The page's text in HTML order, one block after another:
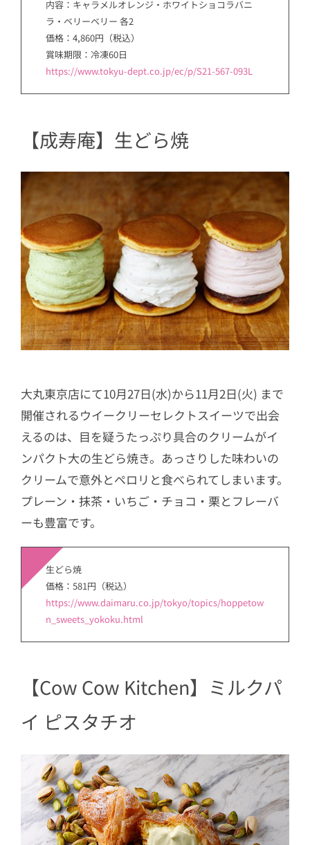
内容：キャラメルオレンジ・ホワイトショコラバニ
ラ・ベリーベリー 各2
価格：4,860円（税込）
賞味期限：冷凍60日
https://www.tokyu-dept.co.jp/ec/p/S21-567-093L
【成寿庵】生どら焼
大丸東京店にて10月27日(水)から11月2日(火) まで
開催されるウイークリーセレクトスイーツで出会
えるのは、目を疑うたっぷり具合のクリームがイ
ンパクト大の生どら焼き。あっさりした味わいの
クリームで意外とペロリと食べられてしまいます。
プレーン・抹茶・いちご・チョコ・栗とフレーバ
ーも豊富です。
生どら焼
価格：581円（税込）
https://www.daimaru.co.jp/tokyo/topics/hoppetow
n_sweets_yokoku.html
【Cow Cow Kitchen】ミルクパ
イ ピスタチオ